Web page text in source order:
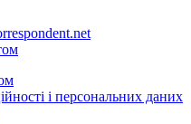
і персональних даних